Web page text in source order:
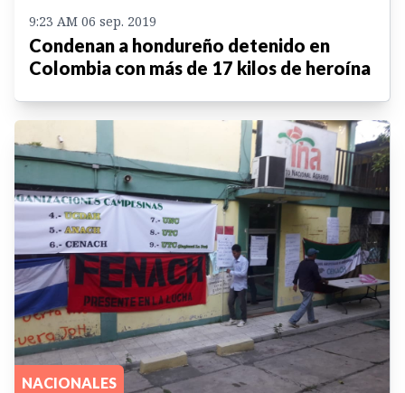
9:23 AM 06 sep. 2019
Condenan a hondureño detenido en
Colombia con más de 17 kilos de heroína
NACIONALES